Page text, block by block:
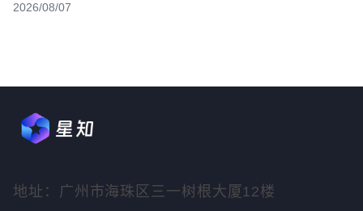
2026/08/07
地址：广州市海珠区三一树根大厦12楼